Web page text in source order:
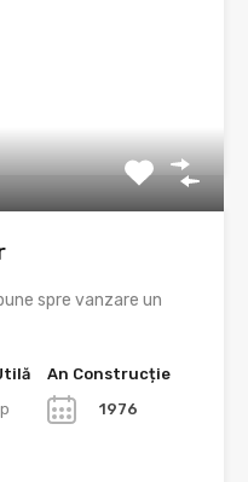
spre vanzare un
An Construcție
1976